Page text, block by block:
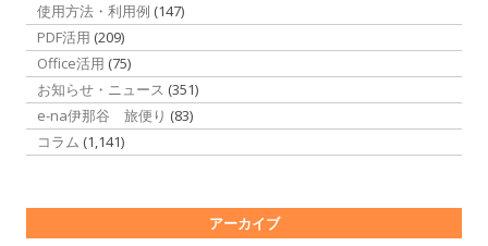
使用方法・利用例 (147)
PDF活用 (209)
Office活用 (75)
お知らせ・ニュース (351)
e-na伊那谷 旅便り (83)
コラム (1,141)
アーカイブ